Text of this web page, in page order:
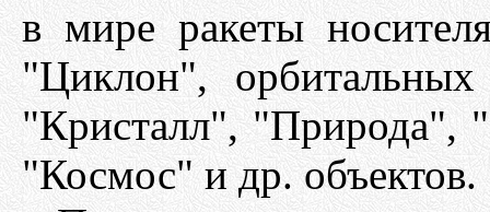
в мире ракеты
"Циклон",
"Кристалл", "Природа",
"Космос" и др. объектов.